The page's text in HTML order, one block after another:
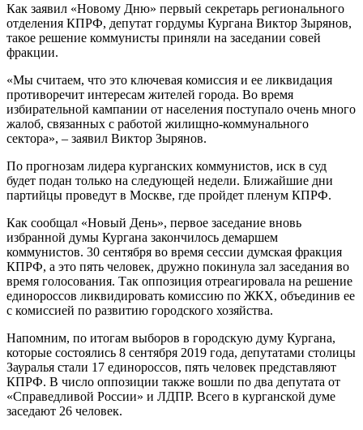
Как заявил «Новому Дню» первый секретарь регионального
отделения КПРФ, депутат гордумы Кургана Виктор Зырянов,
такое решение коммунисты приняли на заседании совей
фракции.
«Мы считаем, что это ключевая комиссия и ее ликвидация
противоречит интересам жителей города. Во время
избирательной кампании от населения поступало очень много
жалоб, связанных с работой жилищно-коммунального
сектора», – заявил Виктор Зырянов.
По прогнозам лидера курганских коммунистов, иск в суд
будет подан только на следующей недели. Ближайшие дни
партийцы проведут в Москве, где пройдет пленум КПРФ.
Как сообщал «Новый День», первое заседание вновь
избранной думы Кургана закончилось демаршем
коммунистов. 30 сентября во время сессии думская фракция
КПРФ, а это пять человек, дружно покинула зал заседания во
время голосования. Так оппозиция отреагировала на решение
единороссов ликвидировать комиссию по ЖКХ, объединив ее
с комиссией по развитию городского хозяйства.
Напомним, по итогам выборов в городскую думу Кургана,
которые состоялись 8 сентября 2019 года, депутатами столицы
Зауралья стали 17 единороссов, пять человек представляют
КПРФ. В число оппозиции также вошли по два депутата от
«Справедливой России» и ЛДПР. Всего в курганской думе
заседают 26 человек.